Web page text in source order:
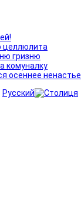
целлюлита
гризню
комуналку
осеннее ненастье
Русский